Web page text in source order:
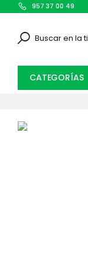
957 37 00 49
CATEGORÍAS